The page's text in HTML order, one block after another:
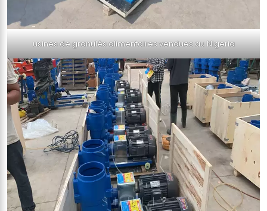
usines de granulés alimentaires vendues au Nigeria